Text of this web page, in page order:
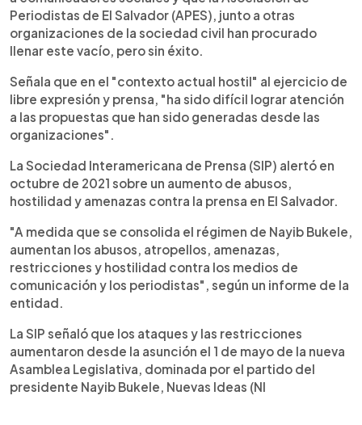
Periodistas de El Salvador (APES), junto a otras
organizaciones de la sociedad civil han procurado
llenar este vacío, pero sin éxito.
Señala que en el "contexto actual hostil" al ejercicio de
libre expresión y prensa, "ha sido difícil lograr atención
a las propuestas que han sido generadas desde las
organizaciones".
La Sociedad Interamericana de Prensa (SIP) alertó en
octubre de 2021 sobre un aumento de abusos,
hostilidad y amenazas contra la prensa en El Salvador.
"A medida que se consolida el régimen de Nayib Bukele,
aumentan los abusos, atropellos, amenazas,
restricciones y hostilidad contra los medios de
comunicación y los periodistas", según un informe de la
entidad.
La SIP señaló que los ataques y las restricciones
aumentaron desde la asunción el 1 de mayo de la nueva
Asamblea Legislativa, dominada por el partido del
presidente Nayib Bukele, Nuevas Ideas (NI